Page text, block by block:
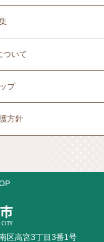
ついて
プ
方針
区高宮3丁目3番1号